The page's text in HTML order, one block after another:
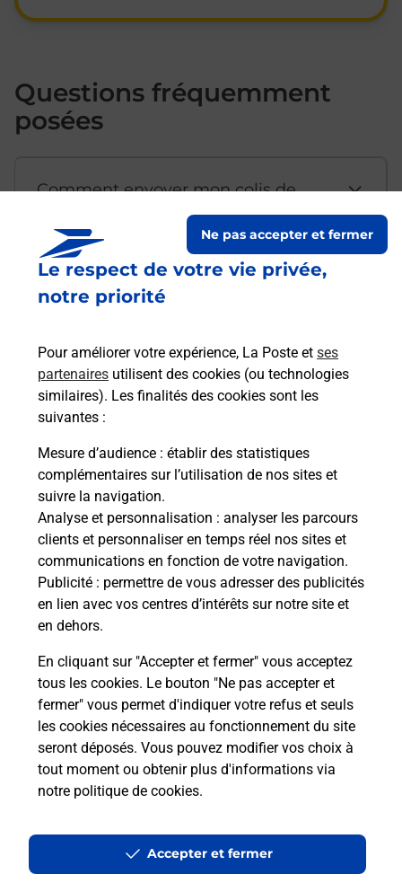
Le respect de votre vie privée,
notre priorité
Pour améliorer votre expérience, La Poste et ses
partenaires utilisent des cookies (ou technologies
similaires). Les finalités des cookies sont les
suivantes :
Mesure d’audience : établir des statistiques
complémentaires sur l’utilisation de nos sites et
suivre la navigation.
Analyse et personnalisation : analyser les parcours
clients et personnaliser en temps réel nos sites et
communications en fonction de votre navigation.
Publicité : permettre de vous adresser des publicités
en lien avec vos centres d’intérêts sur notre site et
en dehors.
En cliquant sur "Accepter et fermer" vous acceptez
tous les cookies. Le bouton "Ne pas accepter et
fermer" vous permet d'indiquer votre refus et seuls
les cookies nécessaires au fonctionnement du site
seront déposés. Vous pouvez modifier vos choix à
tout moment ou obtenir plus d'informations via
notre politique de cookies.
Ne pas accepter et fermer
Accepter et fermer
Questions fréquemment
posées
Comment envoyer mon colis de
Est-il possible d’acheter un
emballage directement depuis un
Comment demander une
modification de livraison ?
Comment La Poste participe-t-elle
à votre sécurité au quotidien ?
Puis-je passer mon code de la route
avec La Poste et sous quelles
conditions ?
Localiser Liste Alpes-Maritimes VILLENEUVE LOUBET
Accessibilité : partiellement conforme